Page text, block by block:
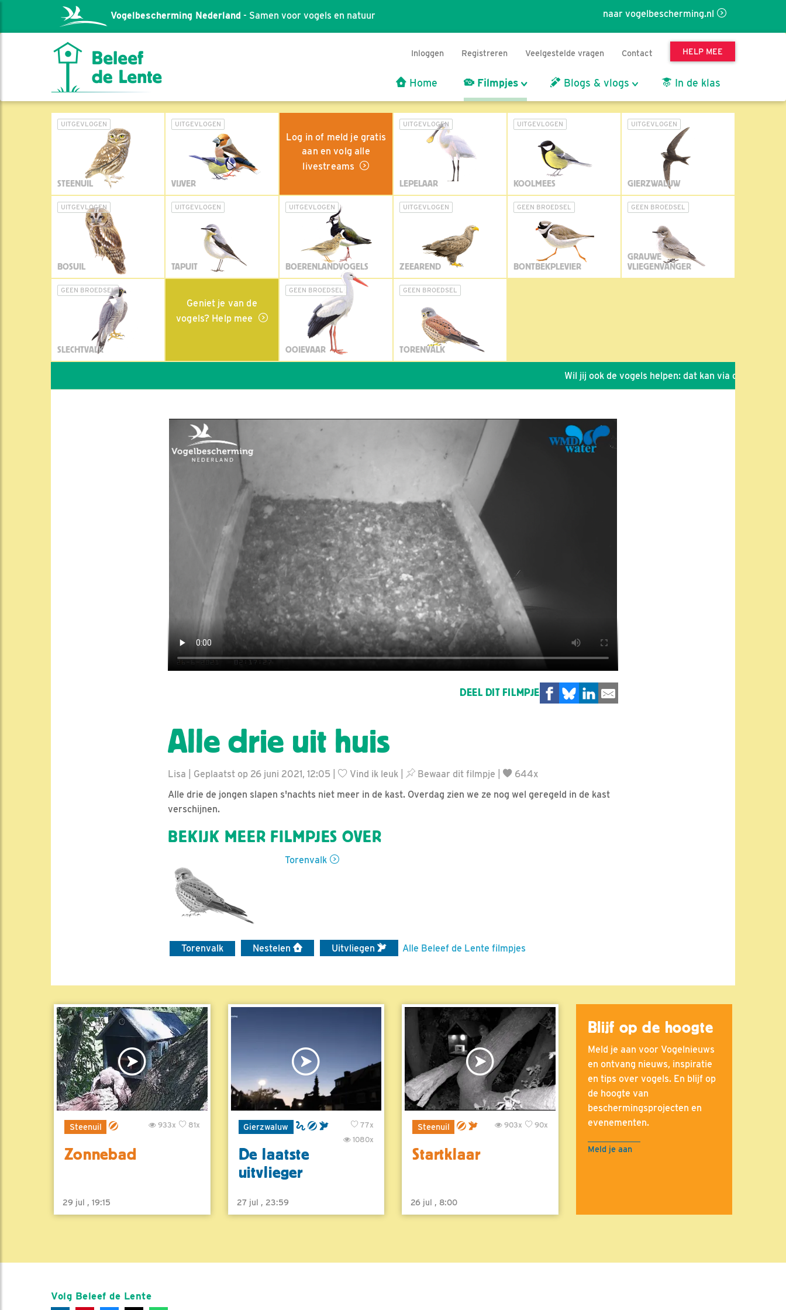
naar vogelbescherming.nl
Vogelbescherming Nederland - Samen voor vogels en natuur
Inloggen Registreren Veelgestelde vragen Contact HELP MEE
Home Filmpjes Blogs & vlogs In de klas
UITGEVLOGEN
STEENUIL
UITGEVLOGEN
VIJVER
Log in of meld je gratis
aan en volg alle
livestreams
UITGEVLOGEN
LEPELAAR
UITGEVLOGEN
KOOLMEES
UITGEVLOGEN
GIERZWALUW
UITGEVLOGEN
BOSUIL
UITGEVLOGEN
TAPUIT
UITGEVLOGEN
BOERENLANDVOGELS
UITGEVLOGEN
ZEEAREND
GEEN BROEDSEL
BONTBEKPLEVIER
GEEN BROEDSEL
GRAUWE
VLIEGENVANGER
GEEN BROEDSEL
SLECHTVALK
Geniet je van de
vogels? Help mee
GEEN BROEDSEL
OOIEVAAR
GEEN BROEDSEL
TORENVALK
Wil jij ook de vogels helpen: dat kan via de link!
DEEL DIT FILMPJE
Alle drie uit huis
Lisa | Geplaatst op 26 juni 2021, 12:05 | Vind ik leuk Bewaar dit filmpje
644x
Alle drie de jongen slapen s'nachts niet meer in de kast. Overdag zien we ze nog wel geregeld in de kast
verschijnen.
BEKIJK MEER FILMPJES OVER
Torenvalk
Torenvalk Nestelen Uitvliegen Alle Beleef de Lente filmpjes
Steenuil 81x
933x
Zonnebad
29 jul , 19:15
Gierzwaluw
77x
1080x
De laatste
uitvlieger
27 jul , 23:59
Steenuil 90x
903x
Startklaar
26 jul , 8:00
Blijf op de hoogte
Meld je aan voor Vogelnieuws
en ontvang nieuws, inspiratie
en tips over vogels. En blijf op
de hoogte van
beschermingsprojecten en
evenementen.
Meld je aan
Volg Beleef de Lente